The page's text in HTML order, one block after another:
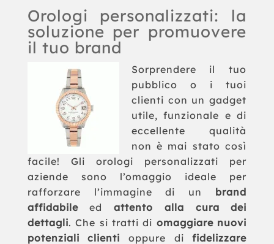
Orologi personalizzati: la
soluzione per promuovere
il tuo brand
Sorprendere il tuo
pubblico o i tuoi
clienti con un gadget
utile, funzionale e di
eccellente qualità
non è mai stato così
facile! Gli orologi personalizzati per
aziende sono l’omaggio ideale per
rafforzare l’immagine di un brand
affidabileedattento alla cura dei
dettagli. Che si tratti di omaggiare nuovi
potenziali clienti oppure difidelizzare